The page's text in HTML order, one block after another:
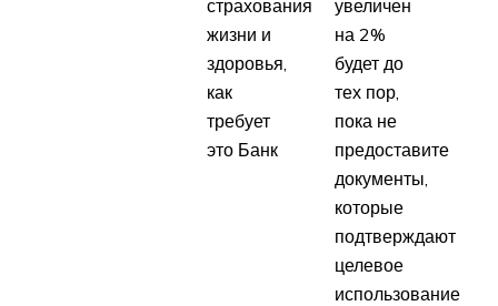
страхования
жизни и
здоровья,
как
требует
это Банк
увеличен
на 2%
будет до
тех пор,
пока не
предоставите
документы,
которые
подтверждают
целевое
использование